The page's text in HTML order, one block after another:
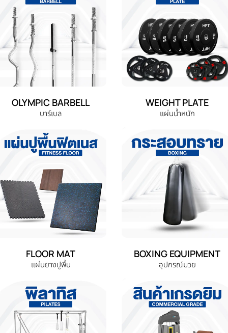
OLYMPIC BARBELL
บาร์เบล
WEIGHT PLATE
แผ่นน้ำหนัก
FLOOR MAT
แผ่นยางปูพื้น
BOXING EQUIPMENT
อุปกรณ์มวย